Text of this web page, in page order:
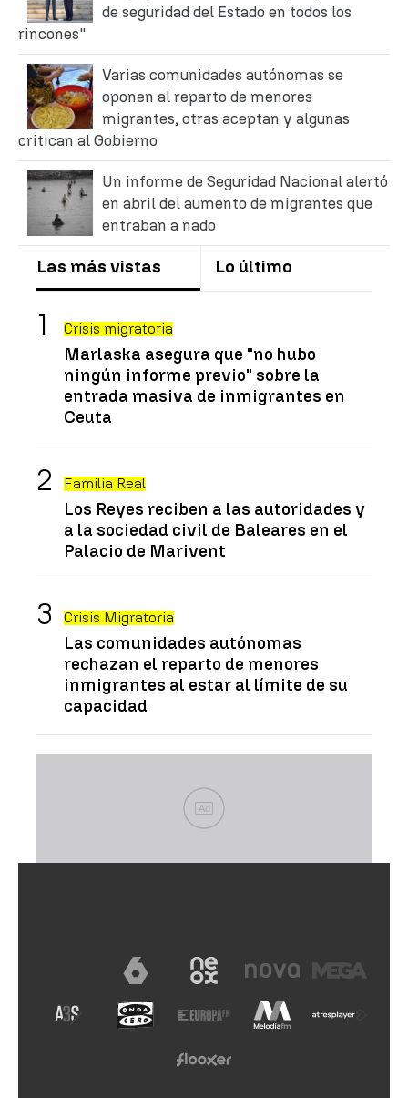
de seguridad del Estado en todos los
rincones"
Varias comunidades autónomas se
oponen al reparto de menores
migrantes, otras aceptan y algunas
critican al Gobierno
Un informe de Seguridad Nacional alertó
en abril del aumento de migrantes que
entraban a nado
Las más vistas Lo último
Crisis migratoria
Marlaska asegura que "no hubo
ningún informe previo" sobre la
entrada masiva de inmigrantes en
Ceuta
Familia Real
Los Reyes reciben a las autoridades y
a la sociedad civil de Baleares en el
Palacio de Marivent
Crisis Migratoria
Las comunidades autónomas
rechazan el reparto de menores
inmigrantes al estar al límite de su
capacidad
Ad